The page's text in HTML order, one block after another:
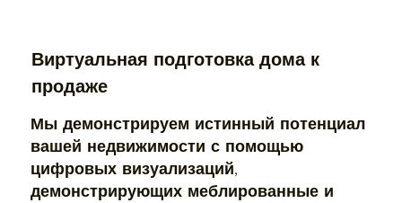
Мы демонстрируем истинный потенциал
вашей недвижимости с помощью
цифровых визуализаций,
демонстрирующих меблированные и
Виртуальная подготовка дома к
продаже